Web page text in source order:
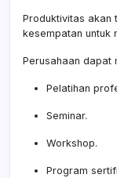
Produktivitas akan
kesempatan untuk
Perusahaan dapat
Pelatihan
Seminar.
Workshop.
Program